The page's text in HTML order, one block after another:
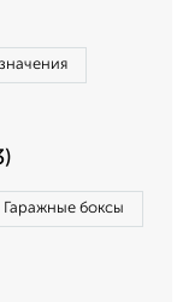
Гаражные боксы